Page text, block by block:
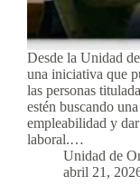
Desde la Unidad
una iniciativa que
las personas
estén buscando
empleabilidad y
laboral.…
Unidad de
abril 21,